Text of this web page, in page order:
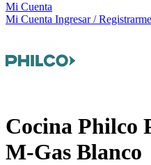
Mi Cuenta
Mi Cuenta Ingresar / Registrarme
Cocina Philco
M-Gas Blanco